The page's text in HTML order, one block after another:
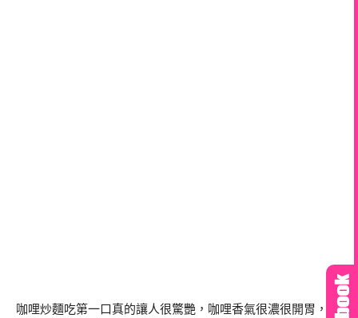
咖哩炒麵吃第一口真的讓人很驚艷，咖哩香氣很濃很開胃，且